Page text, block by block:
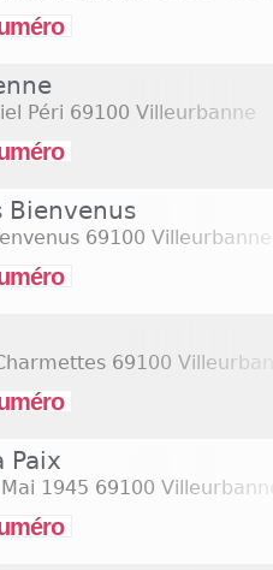
Péri 69100 Villeurbanne
Bienvenus
69100 Villeurbanne
69100
Paix
1945 69100